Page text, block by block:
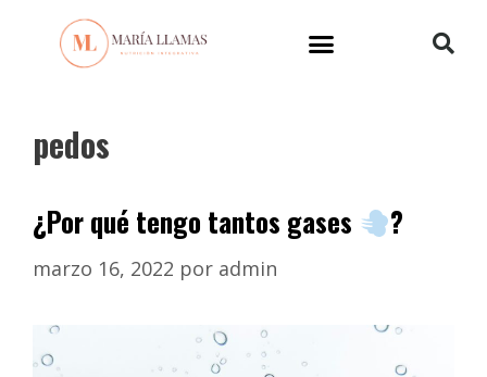
pedos
¿Por qué tengo tantos gases ?
marzo 16, 2022 por admin